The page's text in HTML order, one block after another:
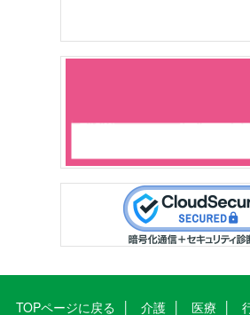
TOPページに戻る 介護 医療